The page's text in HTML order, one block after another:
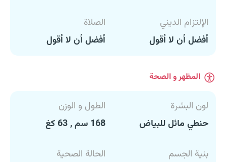
الإلتزام الديني
أفضل أن لا أقول
الصلاة
أفضل أن لا أقول
المظهر و الصحة
لون البشرة
حنطي مائل للبياض
الطول و الوزن
168 سم , 63 كغ
بنية الجسم
الحالة الصحية